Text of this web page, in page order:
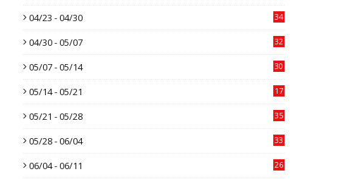
04/23 - 04/30 34
04/30 - 05/07 32
05/07 - 05/14 30
05/14 - 05/21 17
05/21 - 05/28 35
05/28 - 06/04 33
06/04 - 06/11 26